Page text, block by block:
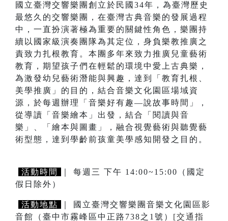
國立臺灣交響樂團創立於民國34年，為臺灣歷史
最悠久的交響樂團，在臺灣古典音樂的發展過程
中，一直扮演著極為重要的關鍵性角色，樂團持
續以國家級演奏團隊為其定位，身負樂教推廣之
責致力扎根教育。本團多年來致力推廣兒童藝術
教育，期望孩子們在輕鬆的環境中愛上古典樂，
為激發幼兒藝術潛能與興趣，達到「教育扎根、
美學推廣」的目的，結合音樂文化園區場域資
源，於每週辦理「音樂好有趣—說故事時間」，
從導讀「音樂繪本」出發，結合「閱讀與音
樂」、「繪本與圖畫」，融合視覺藝術與聽覺藝
術型態，達到學齡前孩童美學感知開發之目的。
活動時間
｜ 每週三 下午 14:00~15:00（國定
假日除外）
活動地點
｜ 國立臺灣交響樂團音樂文化園區影
音館（臺中市霧峰區中正路738之1號） [交通指